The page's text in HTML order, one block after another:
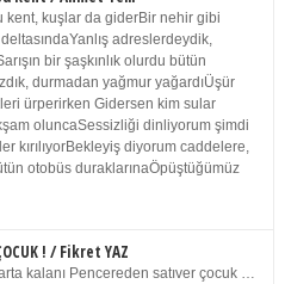
kent, kuşlar da giderBir nehir gibi
adreslerdeydik,
bir şaşkınlık olurdu bütün
durmadan yağmur yağardıÜşür
ürperirken Gidersen kim sular
oluncaSessizliği dinliyorum şimdi
kırılıyorBekleyiş diyorum caddelere,
otobüs duraklarınaÖpüştüğümüz
! / Fikret YAZ
kalanı Pencereden satıver çocuk …